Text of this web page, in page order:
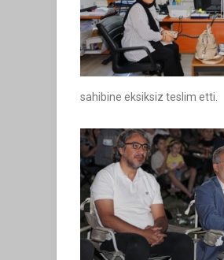
sahibine eksiksiz teslim etti.